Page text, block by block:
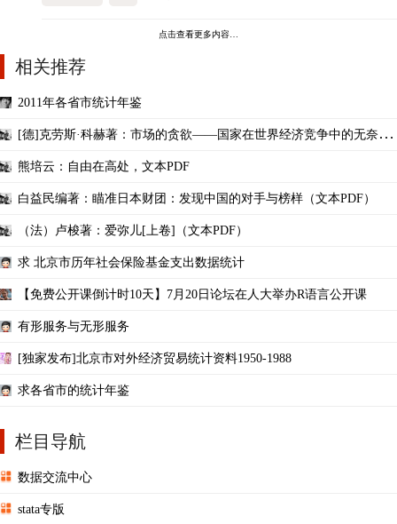
点击查看更多内容…
相关推荐
2011年各省市统计年鉴
[德]克劳斯·科赫著：市场的贪欲——国家在世界经济竞争中的无奈，
熊培云：自由在高处，文本PDF
白益民编著：瞄准日本财团：发现中国的对手与榜样（文本PDF）
（法）卢梭著：爱弥儿[上卷]（文本PDF）
求 北京市历年社会保险基金支出数据统计
【免费公开课倒计时10天】7月20日论坛在人大举办R语言公开课
有形服务与无形服务
[独家发布]北京市对外经济贸易统计资料1950-1988
求各省市的统计年鉴
栏目导航
数据交流中心
stata专版